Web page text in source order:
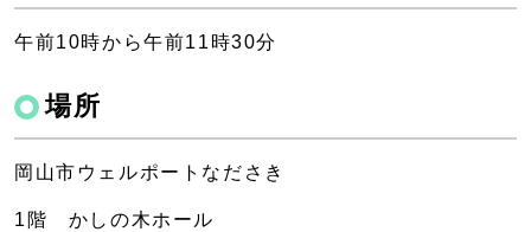
午前10時から午前11時30分
場所
岡山市ウェルポートなださき
1階 かしの木ホール